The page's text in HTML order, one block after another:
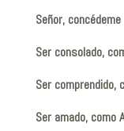
Señor,
Ser consolado,
Ser comprendido,
Ser amado, como